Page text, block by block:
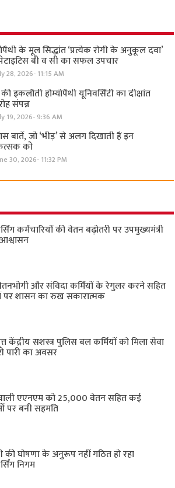
के मूल सिद्धांत ‘प्रत्येक रोगी केे अनुकूल दवा’
बी व सी का सफल उपचार
28, 2026- 11:15 AM
की इकलौती होम्योपैथी यूनिवर्सिटी का दीक्षांत
संपन्न
19, 2026- 9:36 AM
बातें, जो ‘भीड़’ से अलग दिखाती हैं इन
को
30, 2026- 11:32 PM
कर्मचारियों की वेतन बढ़ोतरी पर उपमुख्यमंत्री
और संविदा कर्मियों के रेगुलर करने सहित
पर शासन का रुख सकारात्मक
केंद्रीय सशस्त्र पुलिस बल ​कर्मियों को मिला सेवा
पारी का अवसर
एएनएम को 25,000 वेतन सहित कई
पर बनी सहमति
की घोषणा के अनुरूप नहीं गठित हो रहा
निगम